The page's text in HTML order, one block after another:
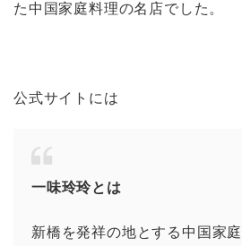
た中国家庭料理の名店でした。
公式サイトには
一味玲玲とは
新橋を発祥の地とする中国家